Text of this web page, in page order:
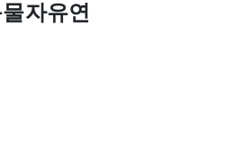
자유연